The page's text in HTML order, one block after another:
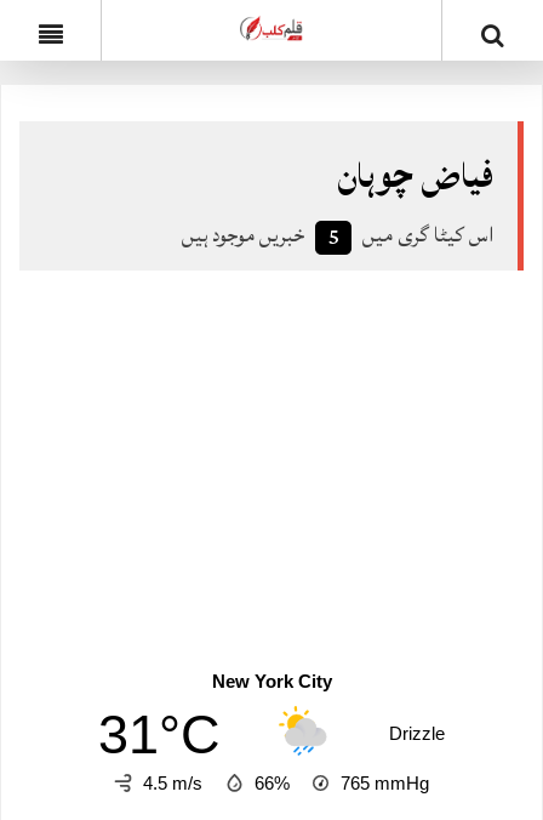
فیاض چوہان
اس کیٹا گری میں 5 خبریں موجود ہیں
New York City
31°C Drizzle
4.5 m/s 66% 765 mmHg